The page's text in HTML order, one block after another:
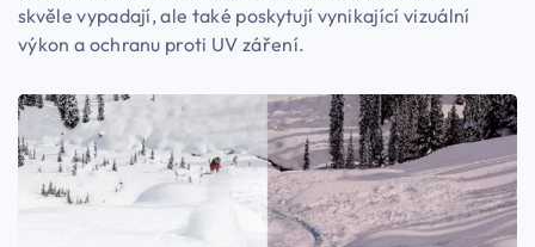
skvěle vypadají, ale také poskytují vynikající vizuální
výkon a ochranu proti UV záření.